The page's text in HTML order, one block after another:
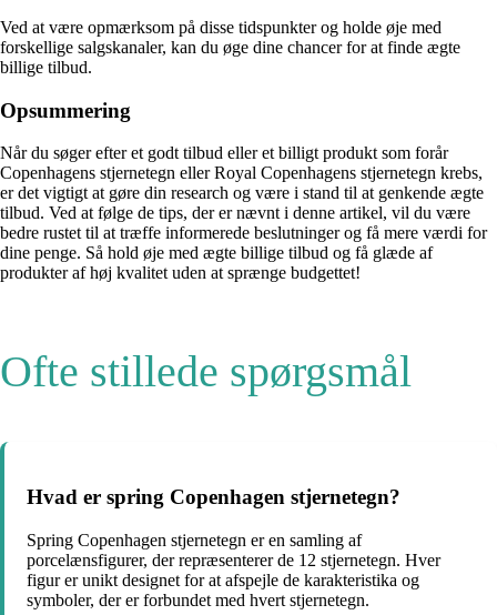
Ved at være opmærksom på disse tidspunkter og holde øje med
forskellige salgskanaler, kan du øge dine chancer for at finde ægte
billige tilbud.
Opsummering
Når du søger efter et godt tilbud eller et billigt produkt som forår
Copenhagens stjernetegn eller Royal Copenhagens stjernetegn krebs,
er det vigtigt at gøre din research og være i stand til at genkende ægte
tilbud. Ved at følge de tips, der er nævnt i denne artikel, vil du være
bedre rustet til at træffe informerede beslutninger og få mere værdi for
dine penge. Så hold øje med ægte billige tilbud og få glæde af
produkter af høj kvalitet uden at sprænge budgettet!
Ofte stillede spørgsmål
Hvad er spring Copenhagen stjernetegn?
Spring Copenhagen stjernetegn er en samling af
porcelænsfigurer, der repræsenterer de 12 stjernetegn. Hver
figur er unikt designet for at afspejle de karakteristika og
symboler, der er forbundet med hvert stjernetegn.